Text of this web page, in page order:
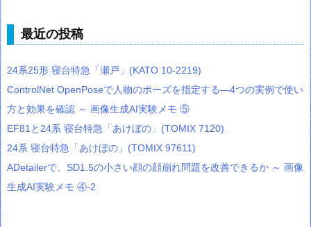
最近の投稿
24系25形 寝台特急「瀬戸」(KATO 10-2219)
ControlNet OpenPoseで人物のポーズを指定する―4つの実例で使い
方と効果を確認 ～ 画像生成AI実験メモ ⑤
EF81と24系 寝台特急「あけぼの」(TOMIX 7120)
24系 寝台特急「あけぼの」(TOMIX 97611)
ADetailerで、SD1.5の小さい顔の顔崩れ問題を改善できるか ～ 画像
生成AI実験メモ ④-2